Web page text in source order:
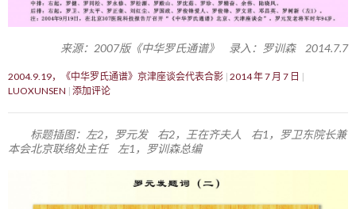
来源：2007版《中华罗氏通谱》 录入：罗训森 2014.7.7
2004.9.19，《中华罗氏通谱》京津座谈会代表合影 2014 年 7 月 7 日
LUOXUNSEN 添加评论
标题插图：左2，罗元发 右2，王在齐夫人 右1，罗卫东院长兼
本会北京联络处主任 左1，罗训森总编